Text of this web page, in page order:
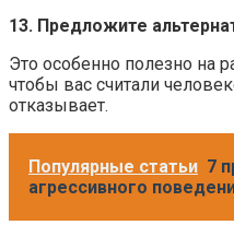
13. Предложите
Это особенно полезно на
чтобы вас считали
отказывает.
Популярные статьи 7
агрессивного